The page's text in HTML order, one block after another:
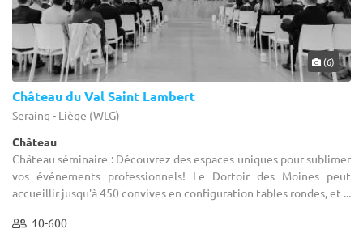
(6)
Château du Val Saint Lambert
Seraing - Liège (WLG)
Château
Château séminaire : Découvrez des espaces uniques pour sublimer
vos événements professionnels! Le Dortoir des Moines peut
accueillir jusqu'à 450 convives en configuration tables rondes, et ...
10-600